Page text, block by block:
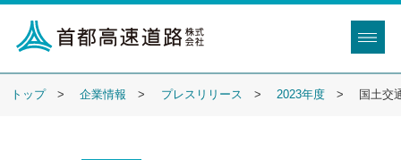
トップ 企業情報 プレスリリース 2023年度 国土交